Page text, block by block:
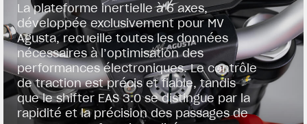
La plateforme inertielle à 6 axes,
développée exclusivement pour MV
Agusta, recueille toutes les données
nécessaires à l’optimisation des
performances électroniques. Le contrôle
de traction est précis et fiable, tandis
que le shifter EAS 3.0 se distingue par la
rapidité et la précision des passages de